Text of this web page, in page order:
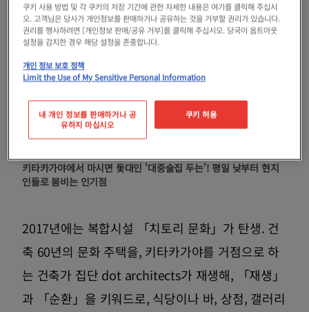
키타카가야에서 마시면 돛대인 '대중술집 두는'! 평일 낮부터 현지
인들로 붐비는 인기점
2017년에는 복합시설 「치토리 문화」가 탄생. 건
축 60년의 문화 주택을, 키타카가야를 거점으로 하
는 건축가 집단 dot architects가 재생해, 「재생」
과 「순환」을 키워드로, 식당이나 바, 상점, 갤러리
쿠키 사용 방법 및 각 쿠키의 저장 기간에 관한 자세한 내용은 여기를 클릭해 주십시
오. 고객님은 당사가 개인정보를 판매하거나 공유하는 것을 거부할 권리가 있습니다.
권리를 행사하려면 [개인정보 판매/공유 거부]를 클릭해 주십시오. 당국이 옵트아웃
설정을 감지한 경우 해당 설정을 존중합니다.
개인 정보 보호 정책
Limit the Use of My Sensitive Personal Information
내 개인 정보를 판매하거나 공
유하지 마십시오
쿠키 허용